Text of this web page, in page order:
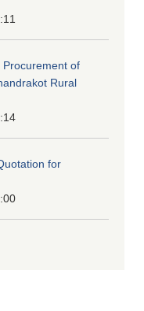
Procurement of
Rural
for